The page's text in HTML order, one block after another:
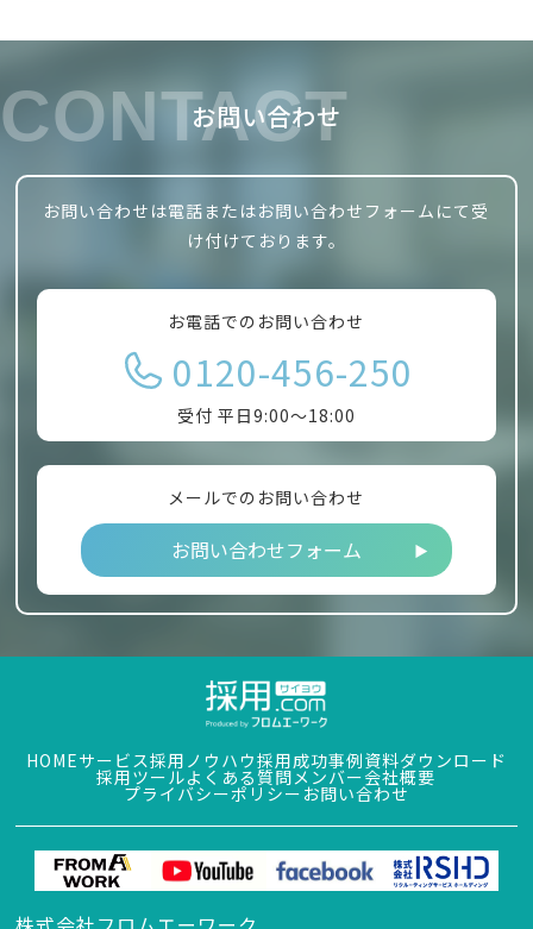
お問い合わせ
CONTACT
お問い合わせは電話またはお問い合わせフォームにて受
け付けております。
お電話でのお問い合わせ
0120-456-250
受付 平日9:00～18:00
メールでのお問い合わせ
お問い合わせフォーム
HOMEサービス採用ノウハウ採用成功事例資料ダウンロード
採用ツールよくある質問メンバー会社概要
プライバシーポリシー お問い合わせ